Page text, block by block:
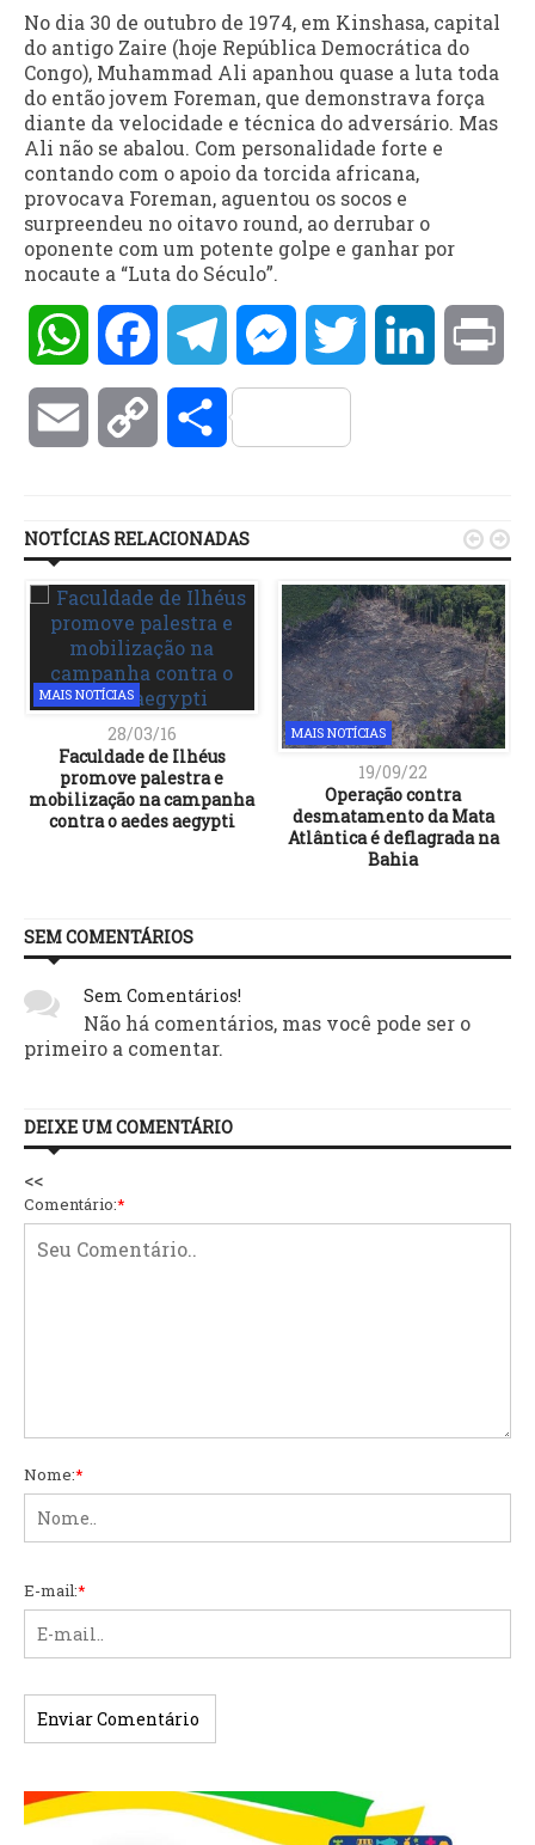
No dia 30 de outubro de 1974, em Kinshasa, capital
do antigo Zaire (hoje República Democrática do
Congo), Muhammad Ali apanhou quase a luta toda
do então jovem Foreman, que demonstrava força
diante da velocidade e técnica do adversário. Mas
Ali não se abalou. Com personalidade forte e
contando com o apoio da torcida africana,
provocava Foreman, aguentou os socos e
surpreendeu no oitavo round, ao derrubar o
oponente com um potente golpe e ganhar por
nocaute a “Luta do Século”.
WhatsAppFacebookTelegramMessengerTwitter LinkedIn
Email Copy Compartilhar
NOTÍCIAS RELACIONADAS
MAIS NOTÍCIAS
28/03/16
Faculdade de Ilhéus
promove palestra e
mobilização na campanha
contra o aedes aegypti
MAIS NOTÍCIAS
19/09/22
Operação contra
desmatamento da Mata
Atlântica é deflagrada na
Bahia
 
SEM COMENTÁRIOS
Sem Comentários!
Não há comentários, mas você pode ser o
primeiro a comentar.
DEIXE UM COMENTÁRIO
<<
Comentário:*
Nome:*
E-mail:*